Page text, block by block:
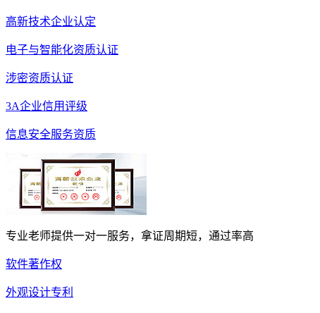
高新技术企业认定
电子与智能化资质认证
涉密资质认证
3A企业信用评级
信息安全服务资质
专业老师提供一对一服务，拿证周期短，通过率高
软件著作权
外观设计专利